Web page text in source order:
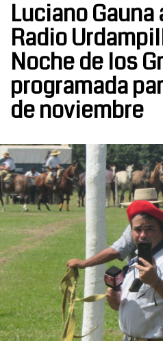
Luciano
Radio
Noche de los
programada
de noviembre